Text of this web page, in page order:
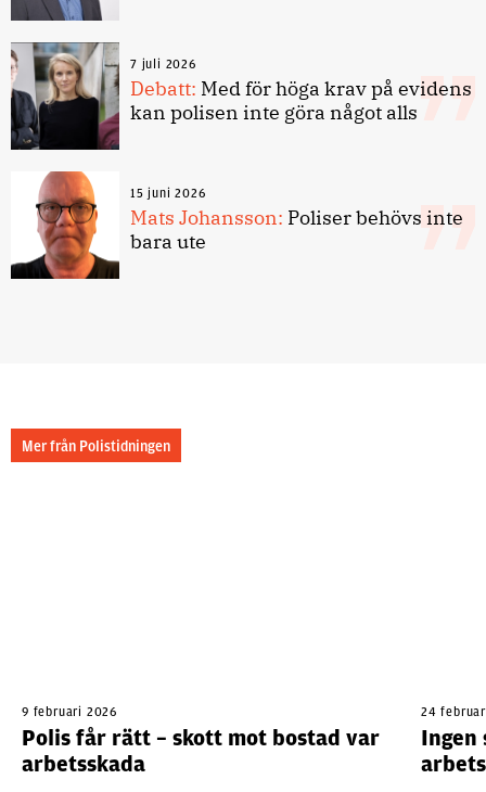
7 juli 2026
Debatt: Med för höga krav på evidens
kan polisen inte göra något alls
15 juni 2026
Mats Johansson: Poliser behövs inte
bara ute
Mer från Polistidningen
9 februari 2026
Polis får rätt – skott mot bostad var
arbetsskada
24
Ingen